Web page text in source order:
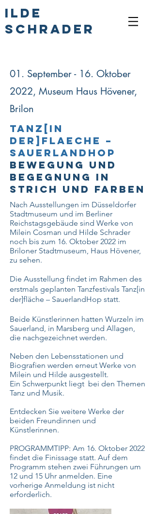
ILDE
SCHRADER
01. September - 16. Oktober
2022, Museum Haus Hövener,
Brilon
Tanz[in
der]flaeche –
SauerlandHop
Bewegung und
Begegnung in
Strich und Farben
Nach Ausstellungen im Düsseldorfer
Stadtmuseum und im Berliner
Reichstagsgebäude sind Werke von
Milein Cosman und Hilde Schrader
noch bis zum 16. Oktober 2022 im
Briloner Stadtmuseum, Haus Hövener,
zu sehen.
Die Ausstellung findet im Rahmen des
erstmals geplanten Tanzfestivals Tanz[in
der]fläche – SauerlandHop statt.
Beide Künstlerinnen hatten Wurzeln im
Sauerland, in Marsberg und Allagen,
die nachgezeichnet werden.
Neben den Lebensstationen und
Biografien werden erneut Werke von
Milein und Hilde ausgestellt.
Ein Schwerpunkt liegt bei den Themen
Tanz und Musik.
Entdecken Sie weitere Werke der
beiden Freundinnen und
Künstlerinnen.
PROGRAMMTIPP: Am 16. Oktober 2022
findet die Finissage statt. Auf dem
Programm stehen zwei Führungen um
12 und 15 Uhr anmelden. Eine
vorherige Anmeldung ist nicht
erforderlich.